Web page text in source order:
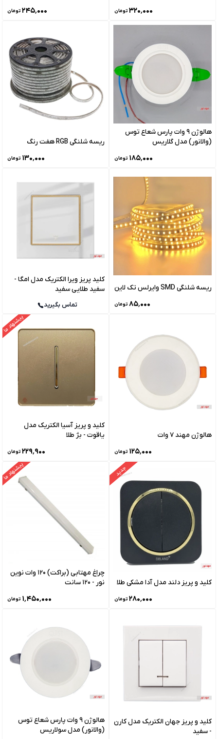
۳۲۰٬۰۰۰ تومان ۲۴۵٬۰۰۰ تومان
هالوژن 9 وات پارس شعاع توس
(والانور) مدل گلاریس
۱۸۵٬۰۰۰ تومان
ریسه شلنگی RGB هفت رنگ
۱۳۰٬۰۰۰ تومان
ریسه شلنگی SMD وایرلس تک لاین
۸۵٬۰۰۰ تومان
کلید پریز ویرا الکتریک مدل امگا -
سفید طلایی سفید
تماس بگیرید
هالوژن مهند 7 وات
۱۲۵٬۰۰۰ تومان
پیشنهاد ما
کلید و پریز آسیا الکتریک مدل
یاقوت - بژ طلا
۲۲۹٬۹۰۰ تومان
جدید
کلید و پریز دلند مدل آدا مشکی طلا
۲۸۰٬۰۰۰ تومان
پیشنهاد ما
چراغ مهتابی (براکت) 120 وات نوین
نور - 120 سانت
۱٬۴۵۰٬۰۰۰ تومان
کلید و پریز جهان الکتریک مدل کارن
- سفید
هالوژن 9 وات پارس شعاع توس
(والانور) مدل سولاریس